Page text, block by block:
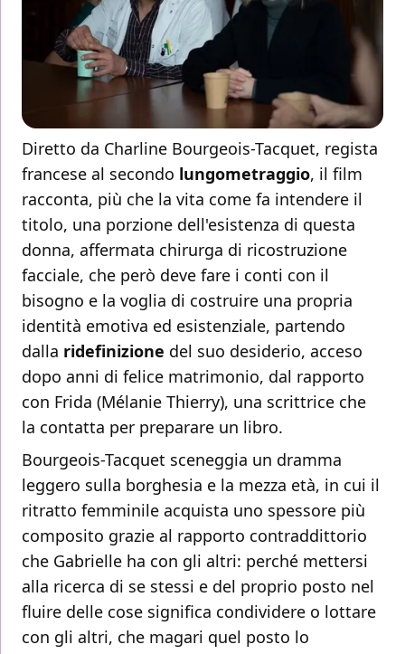
Diretto da Charline Bourgeois-Tacquet, regista
francese al secondo lungometraggio, il film
racconta, più che la vita come fa intendere il
titolo, una porzione dell'esistenza di questa
donna, affermata chirurga di ricostruzione
facciale, che però deve fare i conti con il
bisogno e la voglia di costruire una propria
identità emotiva ed esistenziale, partendo
dalla ridefinizione del suo desiderio, acceso
dopo anni di felice matrimonio, dal rapporto
con Frida (Mélanie Thierry), una scrittrice che
la contatta per preparare un libro.
Bourgeois-Tacquet sceneggia un dramma
leggero sulla borghesia e la mezza età, in cui il
ritratto femminile acquista uno spessore più
composito grazie al rapporto contraddittorio
che Gabrielle ha con gli altri: perché mettersi
alla ricerca di se stessi e del proprio posto nel
fluire delle cose significa condividere o lottare
con gli altri, che magari quel posto lo